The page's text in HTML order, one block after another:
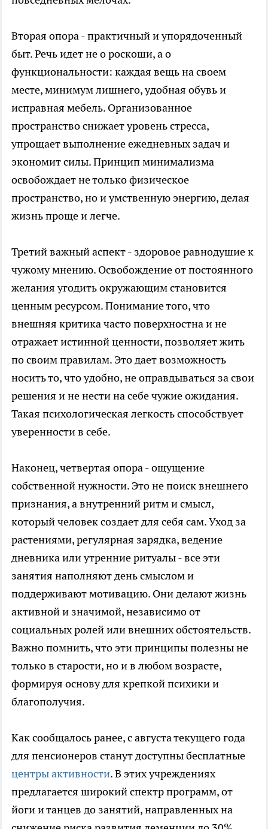
Вторая опора - практичный и упорядоченный
быт. Речь идет не о роскоши, а о
функциональности: каждая вещь на своем
месте, минимум лишнего, удобная обувь и
исправная мебель. Организованное
пространство снижает уровень стресса,
упрощает выполнение ежедневных задач и
экономит силы. Принцип минимализма
освобождает не только физическое
пространство, но и умственную энергию, делая
жизнь проще и легче.
Третий важный аспект - здоровое равнодушие к
чужому мнению. Освобождение от постоянного
желания угодить окружающим становится
ценным ресурсом. Понимание того, что
внешняя критика часто поверхностна и не
отражает истинной ценности, позволяет жить
по своим правилам. Это дает возможность
носить то, что удобно, не оправдываться за свои
решения и не нести на себе чужие ожидания.
Такая психологическая легкость способствует
уверенности в себе.
Наконец, четвертая опора - ощущение
собственной нужности. Это не поиск внешнего
признания, а внутренний ритм и смысл,
который человек создает для себя сам. Уход за
растениями, регулярная зарядка, ведение
дневника или утренние ритуалы - все эти
занятия наполняют день смыслом и
поддерживают мотивацию. Они делают жизнь
активной и значимой, независимо от
социальных ролей или внешних обстоятельств.
Важно помнить, что эти принципы полезны не
только в старости, но и в любом возрасте,
формируя основу для крепкой психики и
благополучия.
Как сообщалось ранее, с августа текущего года
для пенсионеров станут доступны бесплатные
центры активности. В этих учреждениях
предлагается широкий спектр программ, от
йоги и танцев до занятий, направленных на